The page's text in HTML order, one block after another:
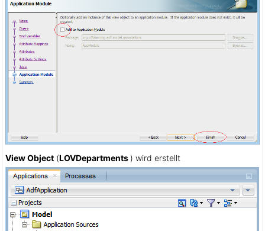
View Object (LOVDepartments ) wird erstellt